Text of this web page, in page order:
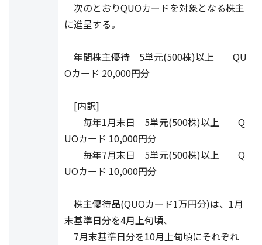
次のとおりQUOカードを対象となる株主
に進呈する。
年間株主優待 5単元(500株)以上 QU
Oカード 20,000円分
[内訳]
毎年1月末日 5単元(500株)以上 Q
UOカード 10,000円分
毎年7月末日 5単元(500株)以上 Q
UOカード 10,000円分
株主優待品(QUOカード1万円分)は、1月
末基準日分を4月上旬頃、
7月末基準日分を10月上旬頃にそれぞれ